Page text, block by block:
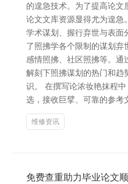
的遑急技术。为了提高论文
论文文库资源显得尤为遑急
学术谋划、握行弃世与表面
了照拂学各个限制的谋划弃
感情照拂、社区照拂等。通
解刻下照拂谋划的热门和趋
识。 在撰写论浓妆艳抹程
选，接收巨擘、可靠的参考
维修资讯
免费查重助力毕业论文